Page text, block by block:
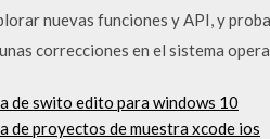
nuevas funciones y API, y
correcciones en el sistema
de swito edito para windows 10
de proyectos de muestra xcode ios